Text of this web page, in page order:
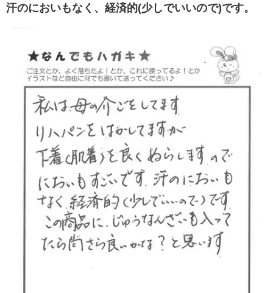
汗のにおいもなく、経済的(少しでいいので)です。